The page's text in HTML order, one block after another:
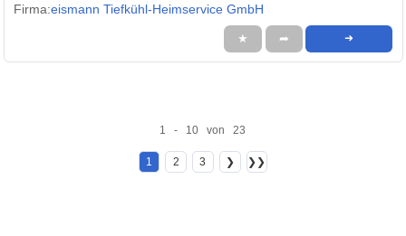
Firma:eismann Tiefkühl-Heimservice GmbH
★ ➦ ➜
1 - 10 von 23
1 2 3 ❯ ❯❯